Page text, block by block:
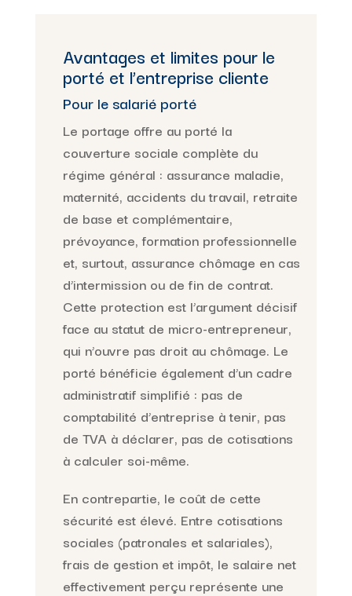
Avantages et limites pour le
porté et l’entreprise cliente
Pour le salarié porté
Le portage offre au porté la
couverture sociale complète du
régime général : assurance maladie,
maternité, accidents du travail, retraite
de base et complémentaire,
prévoyance, formation professionnelle
et, surtout, assurance chômage en cas
d’intermission ou de fin de contrat.
Cette protection est l’argument décisif
face au statut de micro-entrepreneur,
qui n’ouvre pas droit au chômage. Le
porté bénéficie également d’un cadre
administratif simplifié : pas de
comptabilité d’entreprise à tenir, pas
de TVA à déclarer, pas de cotisations
à calculer soi-même.
En contrepartie, le coût de cette
sécurité est élevé. Entre cotisations
sociales (patronales et salariales),
frais de gestion et impôt, le salaire net
effectivement perçu représente une